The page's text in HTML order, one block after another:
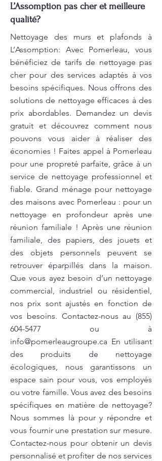
L’Assomption pas cher et meilleure
qualité?
Nettoyage des murs et plafonds à
L’Assomption: Avec Pomerleau, vous
bénéficiez de tarifs de nettoyage pas
cher pour des services adaptés à vos
besoins spécifiques. Nous offrons des
solutions de nettoyage efficaces à des
prix abordables. Demandez un devis
gratuit et découvrez comment nous
pouvons vous aider à réaliser des
économies ! Faites appel à Pomerleau
pour une propreté parfaite, grâce à un
service de nettoyage professionnel et
fiable. Grand ménage pour nettoyage
des maisons avec Pomerleau : pour un
nettoyage en profondeur après une
réunion familiale ! Après une réunion
familiale, des papiers, des jouets et
des objets personnels peuvent se
retrouver éparpillés dans la maison.
Que vous ayez besoin d’un nettoyage
commercial, industriel ou résidentiel,
nos prix sont ajustés en fonction de
vos besoins. Contactez-nous au (855)
604-5477 ou à
info@pomerleaugroupe.ca En utilisant
des produits de nettoyage
écologiques, nous garantissons un
espace sain pour vous, vos employés
ou votre famille. Vous avez des besoins
spécifiques en matière de nettoyage?
Nous sommes là pour y répondre et
vous fournir une prestation sur mesure.
Contactez-nous pour obtenir un devis
personnalisé et profiter de nos services